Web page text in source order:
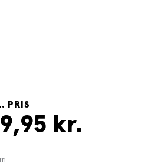
PRIS
kr.